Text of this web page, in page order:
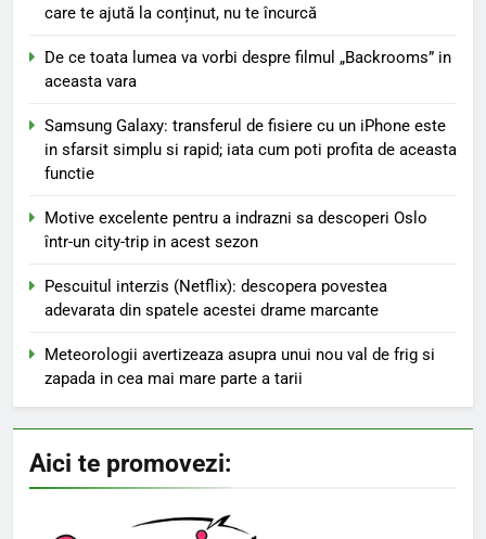
care te ajută la conținut, nu te încurcă
De ce toata lumea va vorbi despre filmul „Backrooms” in
aceasta vara
Samsung Galaxy: transferul de fisiere cu un iPhone este
in sfarsit simplu si rapid; iata cum poti profita de aceasta
functie
Motive excelente pentru a indrazni sa descoperi Oslo
într-un city-trip in acest sezon
Pescuitul interzis (Netflix): descopera povestea
adevarata din spatele acestei drame marcante
Meteorologii avertizeaza asupra unui nou val de frig si
zapada in cea mai mare parte a tarii
Aici te promovezi: